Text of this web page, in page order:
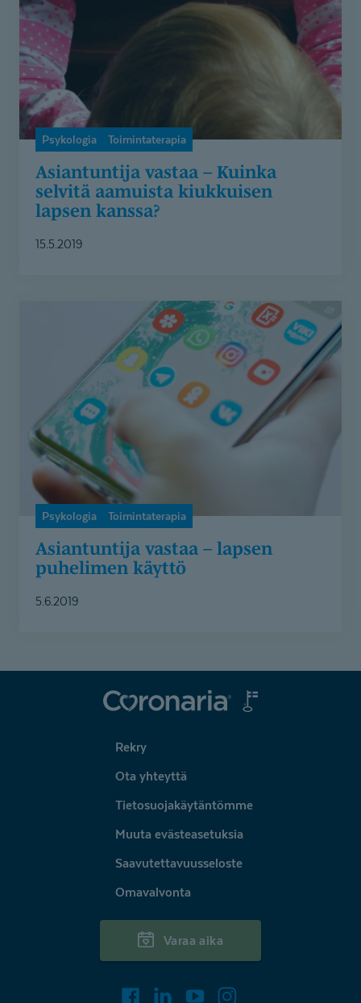
selvitä
aamuista
kiukkuisen
lapsen
kanssa?
Psykologia Toimintaterapia
Asiantuntija vastaa – Kuinka
selvitä aamuista kiukkuisen
lapsen kanssa?
15.5.2019
käyttö
Psykologia Toimintaterapia
Asiantuntija vastaa – lapsen
puhelimen käyttö
5.6.2019
Coronaria
Rekry
Ota yhteyttä
Tietosuojakäytäntömme
Muuta evästeasetuksia
Saavutettavuusseloste
Omavalvonta
Varaa aika
FacebookLinkedInYoutube